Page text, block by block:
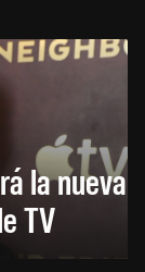
la nueva
TV